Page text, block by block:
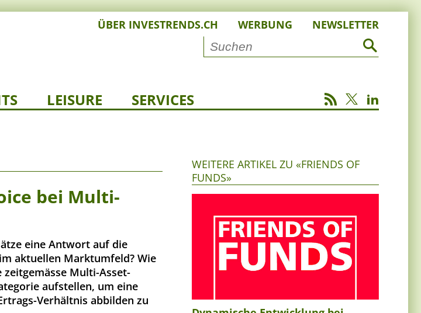
ÜBER INVESTRENDS.CH WERBUNG NEWSLETTER
LEISURE SERVICES
bei Multi-
eine Antwort auf die
aktuellen Marktumfeld? Wie
zeitgemässe Multi-Asset-
aufstellen, um eine
Verhältnis abbilden zu
WEITERE ARTIKEL ZU «FRIENDS OF
FUNDS»